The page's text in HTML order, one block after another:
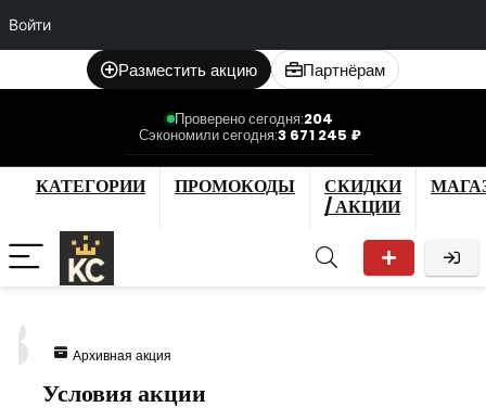
Войти
Разместить акцию Партнёрам
Проверено сегодня:204
Сэкономили сегодня:3 671 245 ₽
КАТЕГОРИИ ПРОМОКОДЫ
СКИДКИ
/ АКЦИИ
Архивная акция
Условия акции